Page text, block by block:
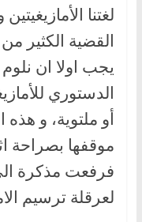
لغتنا
القضية الكثير
يجب اولا ان
الدستوري
أو ملتوية، و
موقفها بصراحة
فرفعت مذكرة
لعرقلة ترسيم